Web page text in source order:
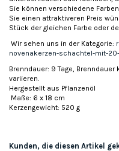
Sie können verschiedene
Sie einen attraktiveren Preis
Stück der gleichen Farbe oder
Wir sehen uns in der Kategorie:
novenakerzen-schachtel-mit-
Brenndauer: 9 Tage,
variieren.
Hergestellt aus Pflanzenöl
Maße: 6 x 18 cm
Kerzengewicht: 520 g
Kunden, die diesen Artikel